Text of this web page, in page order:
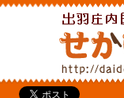
だいどこ